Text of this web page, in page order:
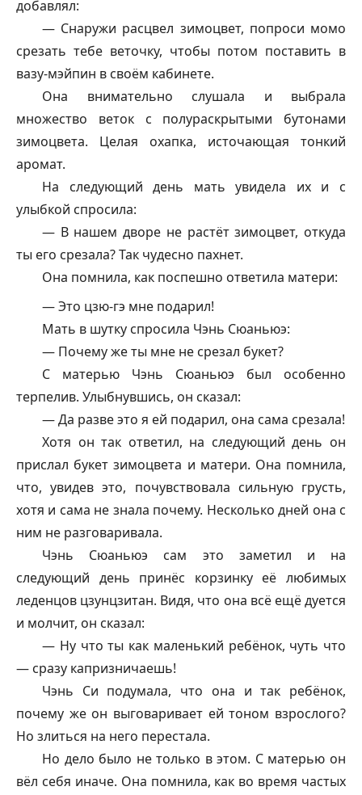
добавлял:
— Снаружи расцвел зимоцвет, попроси момо
срезать тебе веточку, чтобы потом поставить в
вазу-мэйпин в своём кабинете.
Она внимательно слушала и выбрала
множество веток с полураскрытыми бутонами
зимоцвета. Целая охапка, источающая тонкий
аромат.
На следующий день мать увидела их и с
улыбкой спросила:
— В нашем дворе не растёт зимоцвет, откуда
ты его срезала? Так чудесно пахнет.
Она помнила, как поспешно ответила матери:
— Это цзю-гэ мне подарил!
Мать в шутку спросила Чэнь Сюаньюэ:
— Почему же ты мне не срезал букет?
С матерью Чэнь Сюаньюэ был особенно
терпелив. Улыбнувшись, он сказал:
— Да разве это я ей подарил, она сама срезала!
Хотя он так ответил, на следующий день он
прислал букет зимоцвета и матери. Она помнила,
что, увидев это, почувствовала сильную грусть,
хотя и сама не знала почему. Несколько дней она с
ним не разговаривала.
Чэнь Сюаньюэ сам это заметил и на
следующий день принёс корзинку её любимых
леденцов цзунцзитан. Видя, что она всё ещё дуется
и молчит, он сказал:
— Ну что ты как маленький ребёнок, чуть что
— сразу капризничаешь!
Чэнь Си подумала, что она и так ребёнок,
почему же он выговаривает ей тоном взрослого?
Но злиться на него перестала.
Но дело было не только в этом. С матерью он
вёл себя иначе. Она помнила, как во время частых